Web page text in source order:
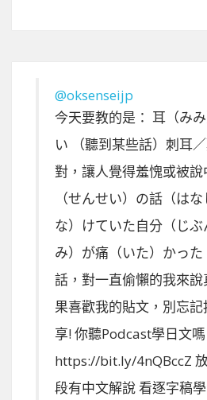
@oksenseijp
今天要教的是： 耳（みみ
い （聽到某些話）刺耳
對，讓人覺得羞愧或被
（せんせい）の話（は
な）けていた自分（じ
み）が痛（いた）かっ
話，對一直偷懶的我來說
果喜歡我的貼文，別忘
享! 你聽Podcast學日文嗎
https://bit.ly/4nQBccZ
段有中文解說 看逐字稿學